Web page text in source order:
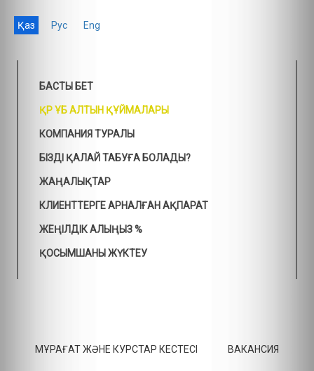
Қаз Рус Eng
БАСТЫ БЕТ
ҚР ҰБ АЛТЫН ҚҰЙМАЛАРЫ
КОМПАНИЯ ТУРАЛЫ
БІЗДІ ҚАЛАЙ ТАБУҒА БОЛАДЫ?
ЖАҢАЛЫҚТАР
КЛИЕНТТЕРГЕ АРНАЛҒАН АҚПАРАТ
ЖЕҢІЛДІК АЛЫҢЫЗ %
ҚОСЫМШАНЫ ЖҮКТЕУ
МҰРАҒАТ ЖӘНЕ КУРСТАР КЕСТЕСІ ВАКАНСИЯ